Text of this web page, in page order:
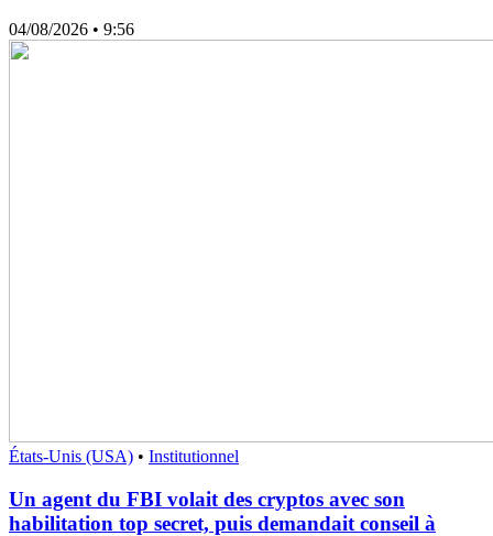
04/08/2026 • 9:56
États-Unis (USA) • Institutionnel
Un agent du FBI volait des cryptos avec son
habilitation top secret, puis demandait conseil à